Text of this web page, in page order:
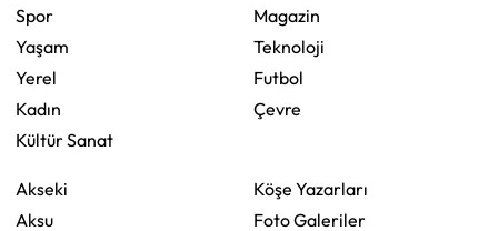
Spor
Yaşam
Yerel
Kadın
Kültür Sanat
Magazin
Teknoloji
Futbol
Çevre
Akseki
Aksu
Köşe Yazarları
Foto Galeriler